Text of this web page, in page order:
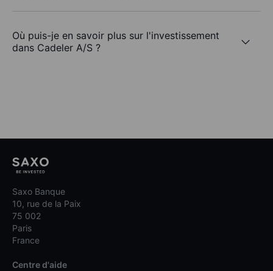
Où puis-je en savoir plus sur l'investissement
dans Cadeler A/S ?
Saxo Banque
10, rue de la Paix
75 002
Paris
France
Centre d'aide